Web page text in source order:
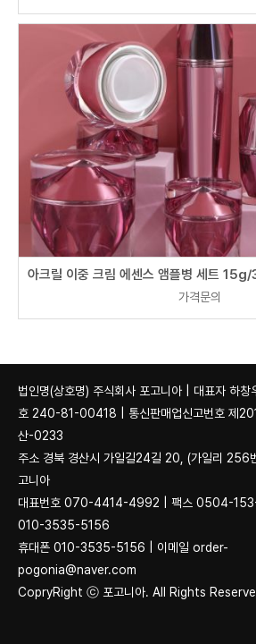
가격문의
법인명(상호명) 주식회사 포고니아 | 대표자 하창
호 240-81-00418 | 통신판매업신고번호 제
산-0233
주소 경북 경산시 가일길24길 20, (가일리 256
고니아
대표번호 070-4414-4992 | 팩스 0504-
010-3535-5156
휴대폰 010-3535-5156 | 이메일 order-
pogonia@naver.com
CopryRight ⓒ 포고니아. All Rights